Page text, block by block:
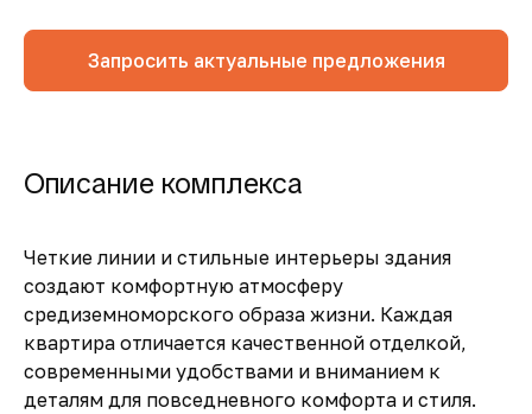
Запросить актуальные предложения
Описание комплекса
Четкие линии и стильные интерьеры здания
создают комфортную атмосферу
средиземноморского образа жизни. Каждая
квартира отличается качественной отделкой,
современными удобствами и вниманием к
деталям для повседневного комфорта и стиля.